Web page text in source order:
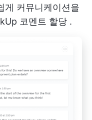
게 커뮤니케이션을
코멘트 할당 .